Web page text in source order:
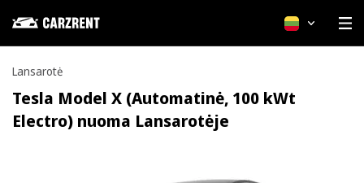
Lietuvių
Lansarotė
Tesla Model X (Automatinė, 100 kWt
Electro) nuoma Lansarotėje